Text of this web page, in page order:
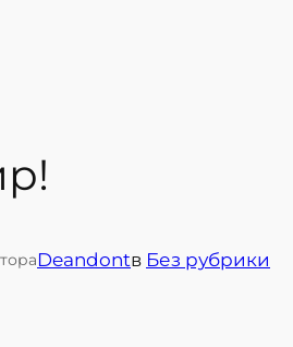
Deandontв Без рубрики